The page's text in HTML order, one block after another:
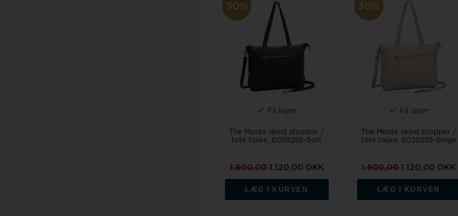
30%
På lager
The Monte skind shopper /
tote taske, 6059259-Sort
1.600,001.120,00 DKK
LÆG I KURVEN
30%
På lager
The Monte skind shopper /
tote taske, 6059259-Beige
1.600,001.120,00 DKK
LÆG I KURVEN